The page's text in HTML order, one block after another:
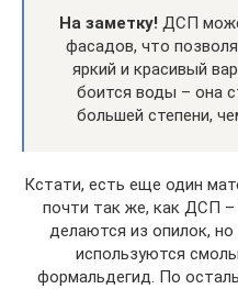
На заметку! ДСП
фасадов, что
яркий и красивый
боится воды – она
большей степени,
Кстати, есть еще один
почти так же, как ДСП
делаются из опилок,
используются
формальдегид. По